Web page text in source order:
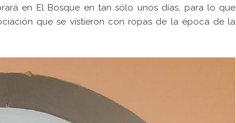
en El Bosque en tan sólo unos días, para lo que
que se vistieron con ropas de la época de la